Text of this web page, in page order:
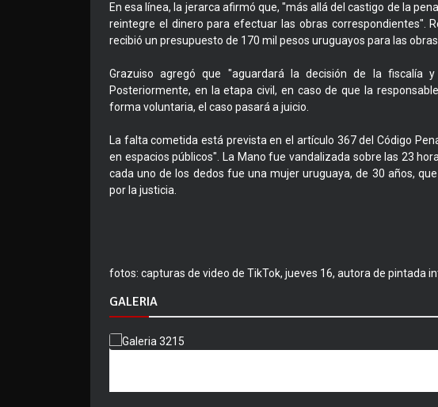
En esa línea, la jerarca afirmó que, "más allá del castigo de la
reintegre el dinero para efectuar las obras correspondientes".
recibió un presupuesto de 170 mil pesos uruguayos para las
Grazuiso agregó que "aguardará la decisión de la fiscalía
Posteriormente, en la etapa civil, en caso de que la
forma voluntaria, el caso pasará a juicio.
La falta cometida está prevista en el artículo 367 del Código
en espacios públicos". La Mano fue vandalizada sobre las 23
cada uno de los dedos fue una mujer uruguaya, de 30 años,
por la justicia.
fotos: capturas de video de TikTok, jueves 16, autora de pintada
GALERIA